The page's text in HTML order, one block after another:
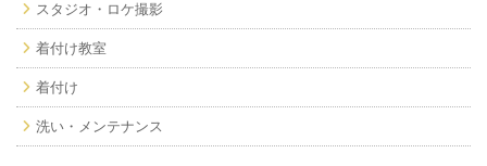
スタジオ・ロケ撮影
着付け教室
着付け
洗い・メンテナンス